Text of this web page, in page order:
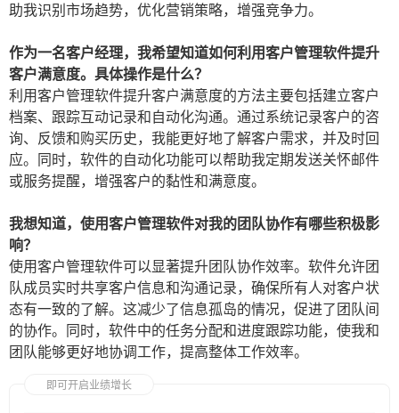
助我识别市场趋势，优化营销策略，增强竞争力。
作为一名客户经理，我希望知道如何利用客户管理软件提升
客户满意度。具体操作是什么？
利用客户管理软件提升客户满意度的方法主要包括建立客户
档案、跟踪互动记录和自动化沟通。通过系统记录客户的咨
询、反馈和购买历史，我能更好地了解客户需求，并及时回
应。同时，软件的自动化功能可以帮助我定期发送关怀邮件
或服务提醒，增强客户的黏性和满意度。
我想知道，使用客户管理软件对我的团队协作有哪些积极影
响？
使用客户管理软件可以显著提升团队协作效率。软件允许团
队成员实时共享客户信息和沟通记录，确保所有人对客户状
态有一致的了解。这减少了信息孤岛的情况，促进了团队间
的协作。同时，软件中的任务分配和进度跟踪功能，使我和
团队能够更好地协调工作，提高整体工作效率。
即可开启业绩增长